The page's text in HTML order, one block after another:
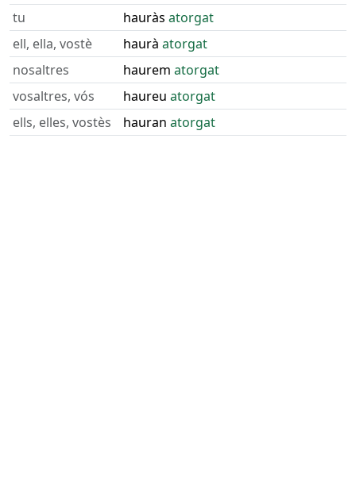
tu
hauràs atorgat
ell, ella, vostè
haurà atorgat
nosaltres
haurem atorgat
vosaltres, vós
haureu atorgat
ells, elles, vostès
hauran atorgat